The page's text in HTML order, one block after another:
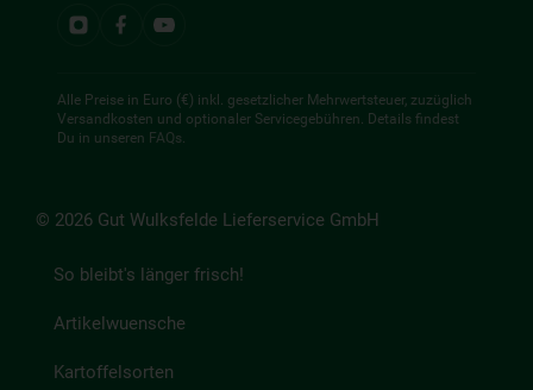
Alle Preise in Euro (€) inkl. gesetzlicher Mehrwertsteuer, zuzüglich
Versandkosten und optionaler Servicegebühren. Details findest
Du in unseren FAQs
© 2026 Gut Wulksfelde Lieferservice GmbH
So bleibt's länger frisch!
Artikelwuensche
Kartoffelsorten